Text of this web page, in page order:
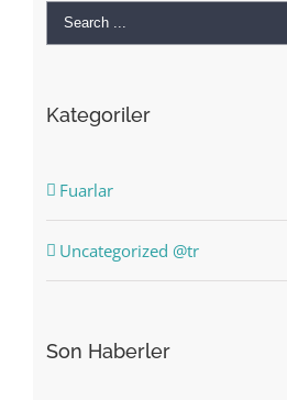
Search
Kategoriler
Fuarlar
Uncategorized @tr
Son Haberler